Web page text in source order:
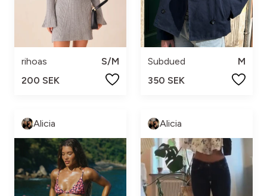
rihoas
S/M
200 SEK
Subdued
M
350 SEK
Alicia Alicia